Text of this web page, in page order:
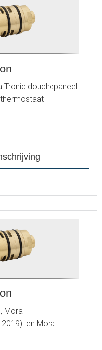
Tronic douchepaneel
Mora
2019) en Mora